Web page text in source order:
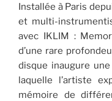
Installée à Paris
et multi-
avec IKLIM :
d’une rare
disque inaugure
laquelle l’artiste
mémoire de